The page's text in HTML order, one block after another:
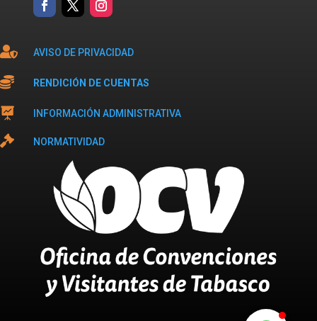
 AVISO DE PRIVACIDAD
 RENDICIÓN DE CUENTAS
 INFORMACIÓN ADMINISTRATIVA
 NORMATIVIDAD